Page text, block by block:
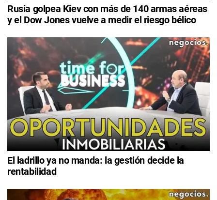
Rusia golpea Kiev con más de 140 armas aéreas
y el Dow Jones vuelve a medir el riesgo bélico
El ladrillo ya no manda: la gestión decide la
rentabilidad